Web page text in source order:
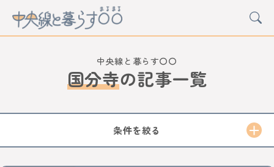
中央線と暮らす〇〇
国分寺の記事一覧
条件を絞る